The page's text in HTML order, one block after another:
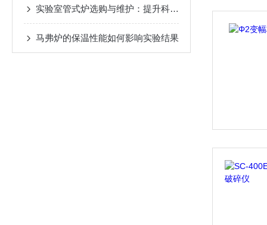
实验室管式炉选购与维护：提升科研效率的关键细节
马弗炉的保温性能如何影响实验结果